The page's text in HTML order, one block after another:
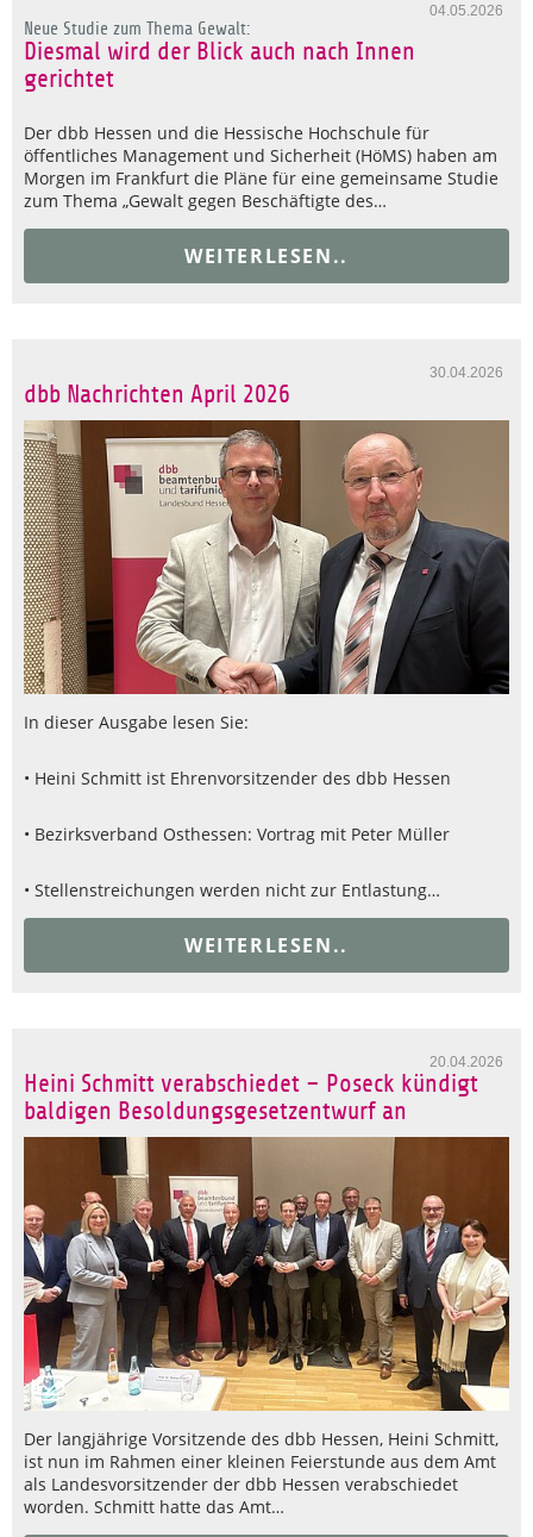
04.05.2026
Neue Studie zum Thema Gewalt:
Diesmal wird der Blick auch nach Innen
gerichtet
Der dbb Hessen und die Hessische Hochschule für
öffentliches Management und Sicherheit (HöMS) haben am
Morgen im Frankfurt die Pläne für eine gemeinsame Studie
zum Thema „Gewalt gegen Beschäftigte des…
WEITERLESEN..
30.04.2026
dbb Nachrichten April 2026
In dieser Ausgabe lesen Sie:
• Heini Schmitt ist Ehrenvorsitzender des dbb Hessen
• Bezirksverband Osthessen: Vortrag mit Peter Müller
• Stellenstreichungen werden nicht zur Entlastung…
WEITERLESEN..
20.04.2026
Heini Schmitt verabschiedet – Poseck kündigt
baldigen Besoldungsgesetzentwurf an
Der langjährige Vorsitzende des dbb Hessen, Heini Schmitt,
ist nun im Rahmen einer kleinen Feierstunde aus dem Amt
als Landesvorsitzender der dbb Hessen verabschiedet
worden. Schmitt hatte das Amt…